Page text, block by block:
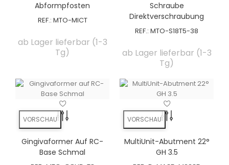
Abformpfosten
REF.: MTO-MICT
ab Lager lieferbar (1-3
Tg)
Schraube
Direktverschraubung
REF.: MTO-S18T5-38
ab Lager lieferbar (1-3
Tg)
VORSCHAU
Gingivaformer Auf RC-
Base Schmal
VORSCHAU
MultiUnit-Abutment 22°
GH 3.5